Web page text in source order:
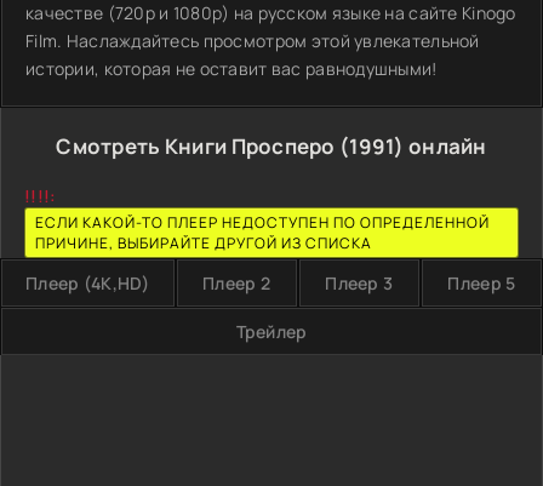
качестве (720p и 1080p) на русском языке на сайте Kinogo
Film. Наслаждайтесь просмотром этой увлекательной
истории, которая не оставит вас равнодушными!
Смотреть Книги Просперо (1991) онлайн
!!!!:
ЕСЛИ КАКОЙ-ТО ПЛЕЕР НЕДОСТУПЕН ПО ОПРЕДЕЛЕННОЙ
ПРИЧИНЕ, ВЫБИРАЙТЕ ДРУГОЙ ИЗ СПИСКА
Плеер (4K,HD) Плеер 2 Плеер 3 Плеер 5
Трейлер